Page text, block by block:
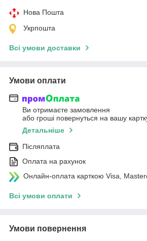
Нова Пошта
Укрпошта
Всі умови доставки
Умови оплати
Ви отримаєте замовлення
або гроші повернуться на вашу
Детальніше
Післяплата
Оплата на рахунок
Онлайн-оплата карткою Visa,
Всі умови оплати
Умови повернення